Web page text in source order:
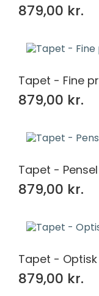
879,00 kr.
Tapet - Fine
879,00 kr.
Tapet -
879,00 kr.
Tapet -
879,00 kr.